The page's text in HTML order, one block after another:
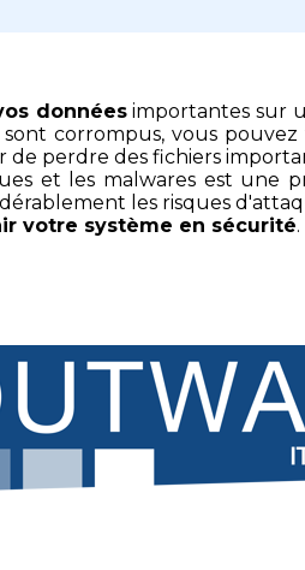
donnéesimportantes sur
corrompus, vous
de perdre des fichiers
et les malwares est
les risques
votre système en sécurité.